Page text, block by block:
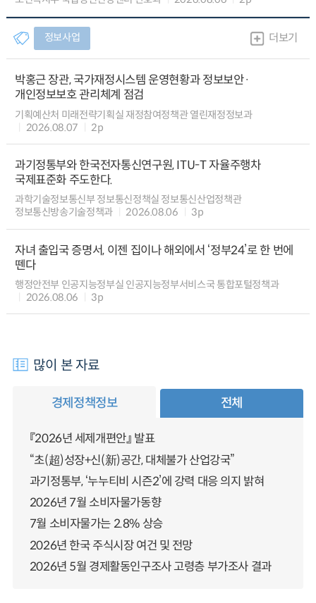
정보사업 더보기
박홍근 장관, 국가재정시스템 운영현황과 정보보안·
개인정보보호 관리체계 점검
기획예산처 미래전략기획실 재정참여정책관 열린재정정보과
2026.08.07
2p
과기정통부와 한국전자통신연구원, ITU-T 자율주행차
국제표준화 주도한다.
과학기술정보통신부 정보통신정책실 정보통신산업정책관
정보통신방송기술정책과
2026.08.06 3p
자녀 출입국 증명서, 이젠 집이나 해외에서 ‘정부24’로 한 번에
뗀다
행정안전부 인공지능정부실 인공지능정부서비스국 통합포털정책과
2026.08.06
3p
많이 본 자료
경제정책정보 전체
『2026년 세제개편안』 발표
“초(超)성장+신(新)공간, 대체불가 산업강국”
과기정통부, ‘누누티비 시즌2’에 강력 대응 의지 밝혀
2026년 7월 소비자물가동향
7월 소비자물가는 2.8% 상승
2026년 한국 주식시장 여건 및 전망
2026년 5월 경제활동인구조사 고령층 부가조사 결과